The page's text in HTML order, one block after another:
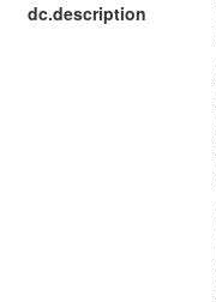
dc.description